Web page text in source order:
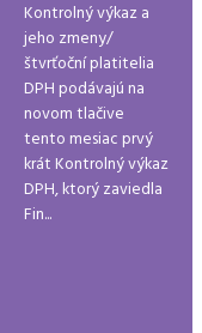
Kontrolný výkaz a
jeho zmeny/
štvrťoční platitelia
DPH podávajú na
novom tlačive
tento mesiac prvý
krát Kontrolný výkaz
DPH, ktorý zaviedla
Fin...